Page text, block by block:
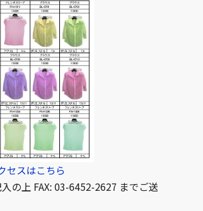
セスはこちら
の上 FAX: 03-6452-2627 までご送